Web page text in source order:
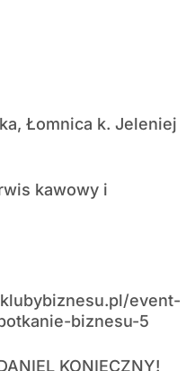
Łomnica k. Jeleniej
kawowy i
event-
biznesu-5
KONIECZNY!